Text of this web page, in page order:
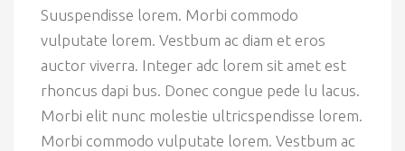
Suuspendisse lorem. Morbi commodo
vulputate lorem. Vestbum ac diam et eros
auctor viverra. Integer adc lorem sit amet est
rhoncus dapi bus. Donec congue pede lu lacus.
Morbi elit nunc molestie ultricspendisse lorem.
Morbi commodo vulputate lorem. Vestbum ac